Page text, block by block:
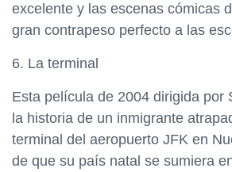
excelente y las escenas cómicas
gran contrapeso perfecto a las
6. La terminal
Esta película de 2004 dirigida por
la historia de un inmigrante
terminal del aeropuerto JFK en
de que su país natal se sumiera